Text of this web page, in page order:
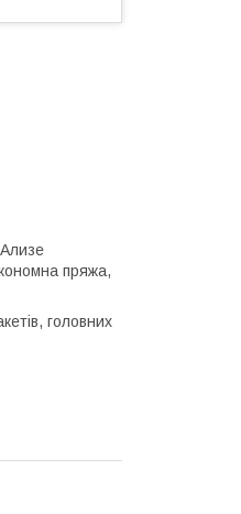
пряжа,
головних